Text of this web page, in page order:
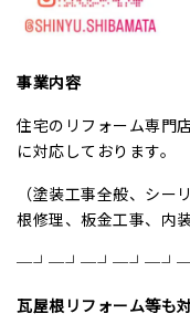
事業内容
住宅のリフォーム専門
に対応しております。
（塗装工事全般、シ
根修理、板金工事、内
瓦屋根リフォーム等も